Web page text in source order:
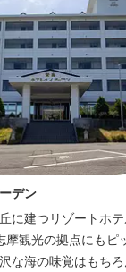
デン
に建つリゾートホ
摩観光の拠点にもピ
な海の味覚はもち